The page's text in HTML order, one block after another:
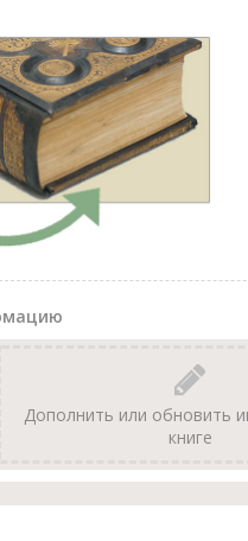
Дополнить или обновить
книге